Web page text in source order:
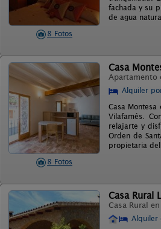
8 Fotos
fachada y su
de agua
8 Fotos
Casa
Apartamento
Alquiler
Casa
Vilafamés.
relajarte y
Orden de
propietaria del
Casa Rural
Casa Rural en
Alquiler